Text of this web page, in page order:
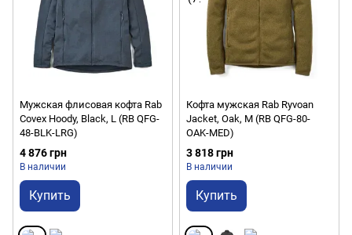
Мужская флисовая кофта Rab
Covex Hoody, Black, L (RB QFG-
48-BLK-LRG)
4 876 грн
В наличии
Купить
Кофта мужская Rab Ryvoan
Jacket, Oak, M (RB QFG-80-
OAK-MED)
3 818 грн
В наличии
Купить